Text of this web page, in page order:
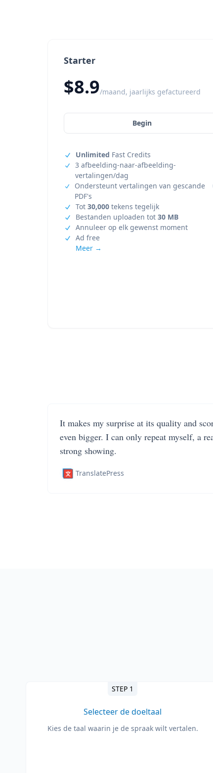
Starter
$8.9/maand, jaarlijks gefactureerd
Begin
Unlimited Fast Credits
3 afbeelding-naar-afbeelding-
vertalingen/dag
Ondersteunt vertalingen van gescande
PDF's
Tot 30,000 tekens tegelijk
Bestanden uploaden tot 30 MB
Annuleer op elk gewenst moment
Ad free
Meer →
It makes my surprise at its quality and
even bigger. I can only repeat myself, a
strong showing.
TranslatePress
STEP 1
Selecteer de doeltaal
Kies de taal waarin je de spraak wilt vertalen.